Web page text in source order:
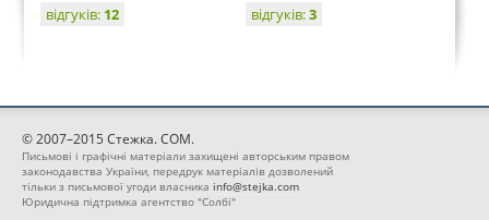
відгуків: 12
відгуків:3
© 2007–2015 Стежка. COM.
Письмові і графічні матеріали захищені авторським правом
законодавства України, передрук матеріалів дозволений
тільки з письмової угоди власника info@stejka.com
Юридична підтримка агентство "Солбі"